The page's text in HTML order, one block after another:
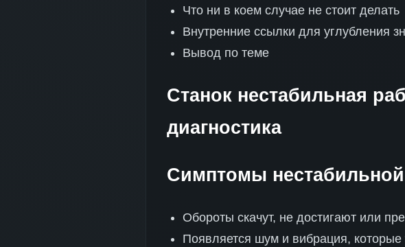
Что ни в коем случае не стоит делать
Внутренние ссылки для углубления
Вывод по теме
Станок нестабильная
диагностика
Симптомы
Обороты скачут, не достигают или
Появляется шум и вибрация, которые